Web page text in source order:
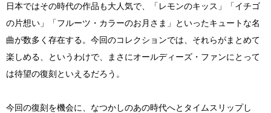
日本ではその時代の作品も大人気で、「レモンのキッス」「イチゴ
の片想い」「フルーツ・カラーのお月さま」といったキュートな名
曲が数多く存在する。今回のコレクションでは、それらがまとめて
楽しめる、というわけで、まさにオールディーズ・ファンにとって
は待望の復刻といえるだろう。
今回の復刻を機会に、なつかしのあの時代へとタイムスリップし